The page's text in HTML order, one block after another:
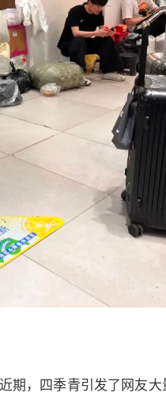
期，四季青引发了网友